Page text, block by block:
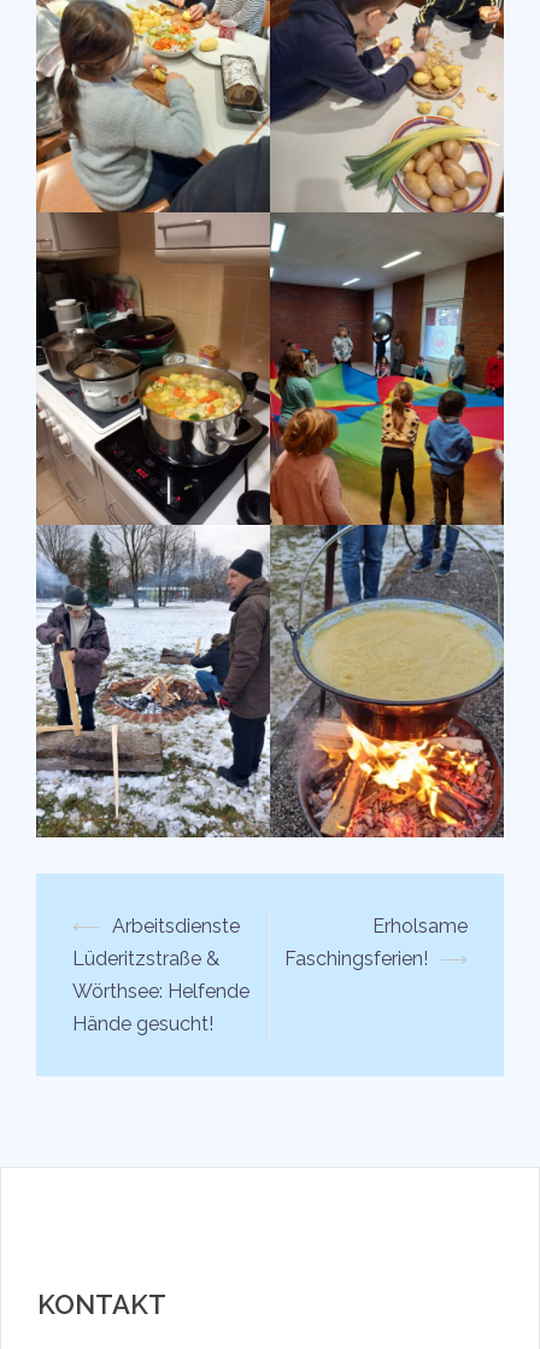
Beitrags-
Navigation
⟵ Arbeitsdienste
Lüderitzstraße &
Wörthsee: Helfende
Hände gesucht!
Erholsame
Faschingsferien!
⟶
KONTAKT